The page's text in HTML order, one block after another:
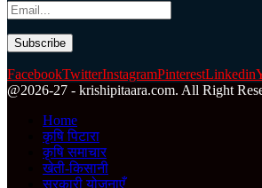
FacebookTwitterInstagramPinterestLinkedin
@2026-27 - krishipitaara.com. All Right
Home
कृषि पिटारा
कृषि समाचार
खेती-किसानी
सरकारी योजनाएँ